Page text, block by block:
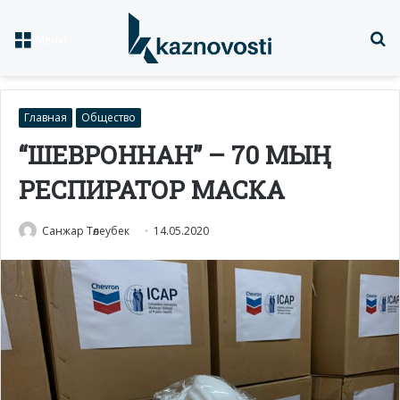
Главная Общество
“ШЕВРОННАН” – 70 МЫҢ
РЕСПИРАТОР МАСКА
Санжар Төлеубек 14.05.2020